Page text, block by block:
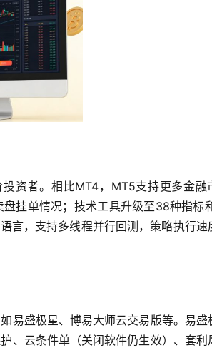
资者。相比MT4，MT5支持更多金融
盘挂单情况；技术工具升级至38种指标
言，支持多线程并行回测，策略执行速
易盛极星、博易大师云交易版等。易盛
、云条件单（关闭软件仍生效）、套利